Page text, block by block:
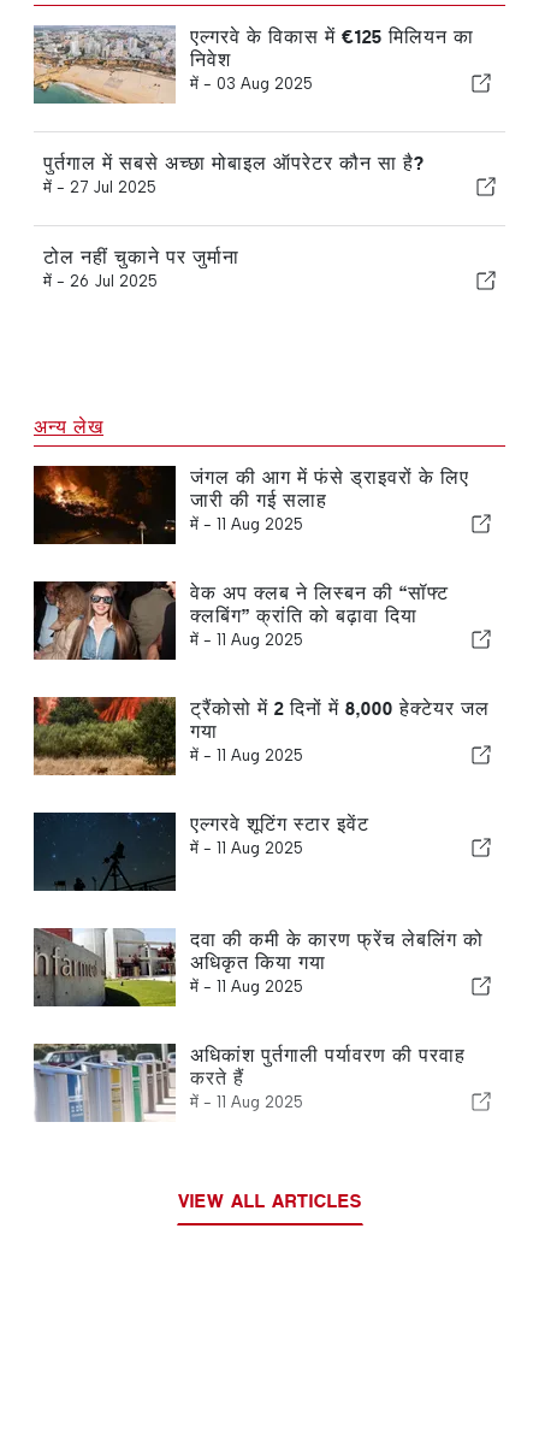
एल्गरवे के विकास में €125 मिलियन का
निवेश
में - 03 Aug 2025
पुर्तगाल में सबसे अच्छा मोबाइल ऑपरेटर कौन सा है?
में - 27 Jul 2025
टोल नहीं चुकाने पर जुर्माना
में - 26 Jul 2025
अन्य लेख
जंगल की आग में फंसे ड्राइवरों के लिए
जारी की गई सलाह
में - 11 Aug 2025
वेक अप क्लब ने लिस्बन की “सॉफ्ट
क्लबिंग” क्रांति को बढ़ावा दिया
में - 11 Aug 2025
ट्रैंकोसो में 2 दिनों में 8,000 हेक्टेयर जल
गया
में - 11 Aug 2025
एल्गरवे शूटिंग स्टार इवेंट
में - 11 Aug 2025
दवा की कमी के कारण फ्रेंच लेबलिंग को
अधिकृत किया गया
में - 11 Aug 2025
अधिकांश पुर्तगाली पर्यावरण की परवाह
करते हैं
में - 11 Aug 2025
VIEW ALL ARTICLES